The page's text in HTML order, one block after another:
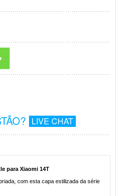
LIVE CHAT
para Xiaomi 14T
com esta capa estilizada da série